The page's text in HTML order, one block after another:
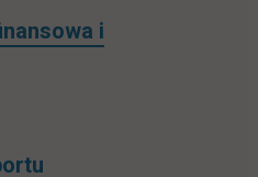
i